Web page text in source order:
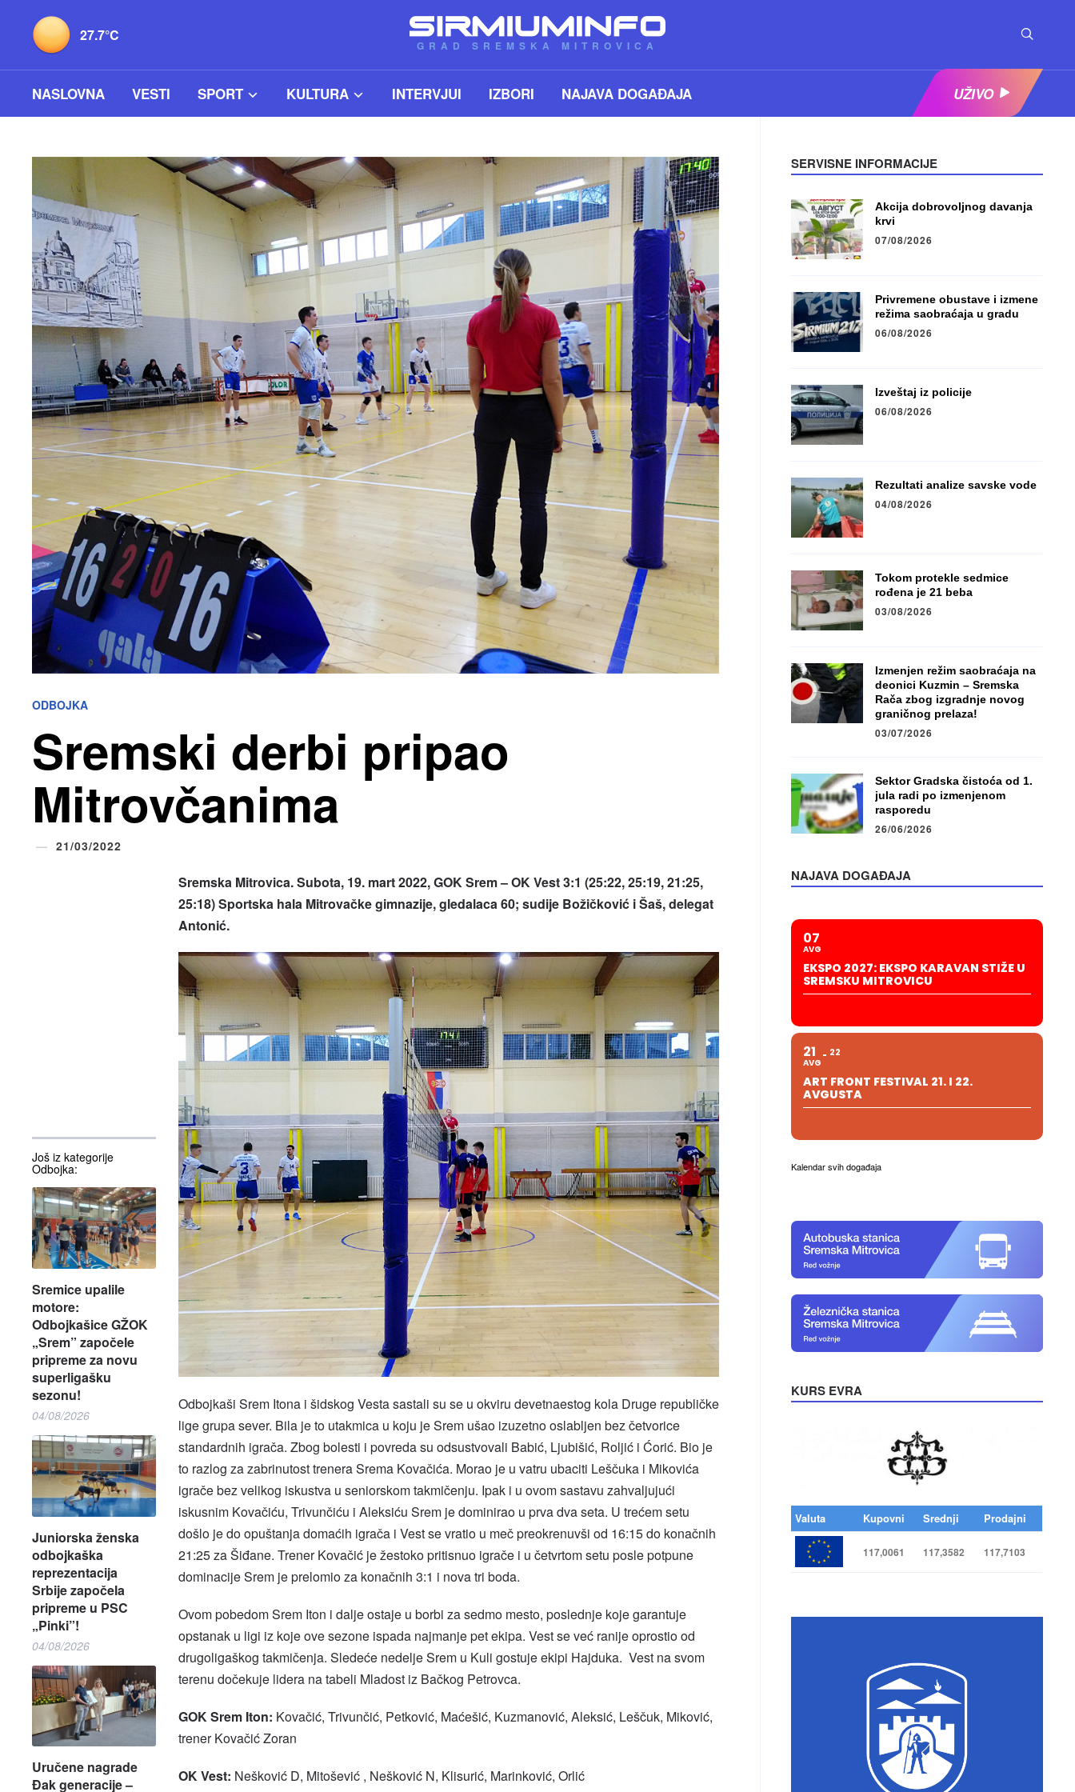
27.7°C
GRAD SREMSKA MITROVICA
NASLOVNA VESTI SPORT KULTURA INTERVJUI IZBORI NAJAVA DOGAĐAJA UŽIVO
ODBOJKA
Sremski derbi pripao
Mitrovčanima
21/03/2022
Još iz kategorije
Odbojka:
Sremice upalile
motore:
Odbojkašice GŽOK
„Srem” započele
pripreme za novu
superligašku
sezonu!
04/08/2026
Juniorska ženska
odbojkaška
reprezentacija
Srbije započela
pripreme u PSC
„Pinki”!
04/08/2026
Uručene nagrade
Đak generacije –
Sremska Mitrovica. Subota, 19. mart 2022, GOK Srem – OK Vest 3:1 (25:22, 25:19, 21:25,
25:18) Sportska hala Mitrovačke gimnazije, gledalaca 60; sudije Božičković i Šaš, delegat
Antonić.
Odbojkaši Srem Itona i šidskog Vesta sastali su se u okviru devetnaestog kola Druge republičke
lige grupa sever. Bila je to utakmica u koju je Srem ušao izuzetno oslabljen bez četvorice
standardnih igrača. Zbog bolesti i povreda su odsustvovali Babić, Ljubišić, Roljić i Ćorić. Bio je
to razlog za zabrinutost trenera Srema Kovačića. Morao je u vatru ubaciti Leščuka i Mikovića
igrače bez velikog iskustva u seniorskom takmičenju. Ipak i u ovom sastavu zahvaljujući
iskusnim Kovačiću, Trivunčiću i Aleksiću Srem je dominirao u prva dva seta. U trećem setu
došlo je do opuštanja domaćih igrača i Vest se vratio u meč preokrenuvši od 16:15 do konačnih
21:25 za Šiđane. Trener Kovačić je žestoko pritisnuo igrače i u četvrtom setu posle potpune
dominacije Srem je prelomio za konačnih 3:1 i nova tri boda.
Ovom pobedom Srem Iton i dalje ostaje u borbi za sedmo mesto, poslednje koje garantuje
opstanak u ligi iz koje ove sezone ispada najmanje pet ekipa. Vest se već ranije oprostio od
drugoligaškog takmičenja. Sledeće nedelje Srem u Kuli gostuje ekipi Hajduka. Vest na svom
terenu dočekuje lidera na tabeli Mladost iz Bačkog Petrovca.
GOK Srem Iton: Kovačić, Trivunčić, Petković, Maćešić, Kuzmanović, Aleksić, Leščuk, Miković,
trener Kovačić Zoran
OK Vest: Nešković D, Mitošević , Nešković N, Klisurić, Marinković, Orlić
SERVISNE INFORMACIJE
Akcija dobrovoljnog davanja
krvi
07/08/2026
Privremene obustave i izmene
režima saobraćaja u gradu
06/08/2026
Izveštaj iz policije
06/08/2026
Rezultati analize savske vode
04/08/2026
Tokom protekle sedmice
rođena je 21 beba
03/08/2026
Izmenjen režim saobraćaja na
deonici Kuzmin – Sremska
Rača zbog izgradnje novog
graničnog prelaza!
03/07/2026
Sektor Gradska čistoća od 1.
jula radi po izmenjenom
rasporedu
26/06/2026
NAJAVA DOGAĐAJA
07
AVG
EKSPO 2027: EKSPO KARAVAN STIŽE U
SREMSKU MITROVICU
21
AVG
22
ART FRONT FESTIVAL 21. I 22.
AVGUSTA
Kalendar svih događaja
KURS EVRA
Valuta Kupovni Srednji Prodajni
117,0061 117,3582 117,7103